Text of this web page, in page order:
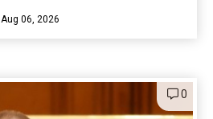
Aug 06, 2026
0